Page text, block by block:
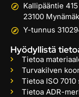
Kallipääntie 415
23100
Y-tunnus
Hyödyllistä
Tietoa
Turvakilven
Tietoa ISO
Tietoa ADR-